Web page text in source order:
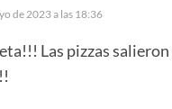
de 2023 a las 18:36
Las pizzas